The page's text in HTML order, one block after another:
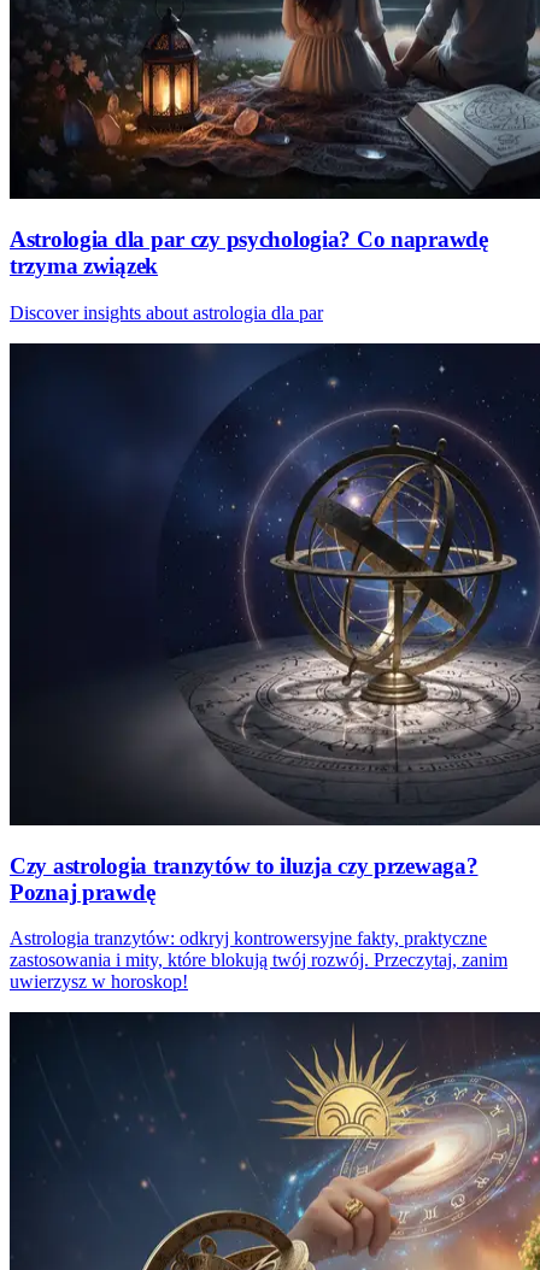
Astrologia dla par czy psychologia? Co naprawdę
trzyma związek
Discover insights about astrologia dla par
Czy astrologia tranzytów to iluzja czy przewaga?
Poznaj prawdę
Astrologia tranzytów: odkryj kontrowersyjne fakty, praktyczne
zastosowania i mity, które blokują twój rozwój. Przeczytaj, zanim
uwierzysz w horoskop!